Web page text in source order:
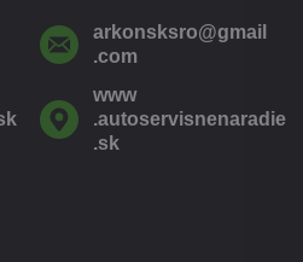
arkonsksro​@gmail​
.com
www​
.autoservisnenaradie​
.sk